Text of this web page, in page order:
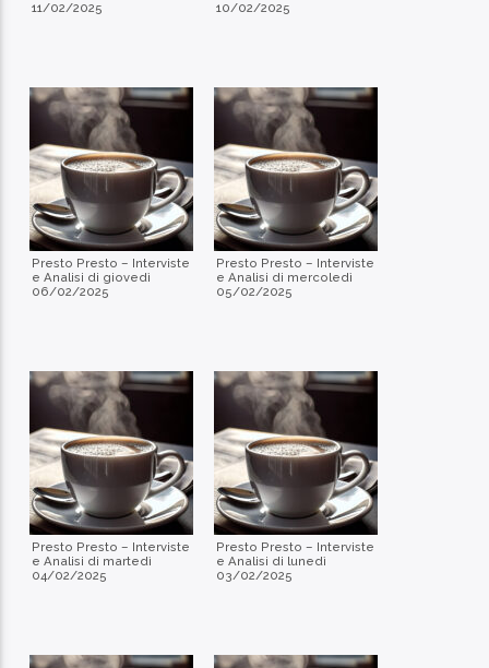
11/02/2025
10/02/2025
Presto Presto – Interviste
e Analisi di giovedì
06/02/2025
Presto Presto – Interviste
e Analisi di mercoledì
05/02/2025
Presto Presto – Interviste
e Analisi di martedì
04/02/2025
Presto Presto – Interviste
e Analisi di lunedì
03/02/2025